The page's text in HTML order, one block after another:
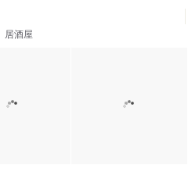
居酒屋